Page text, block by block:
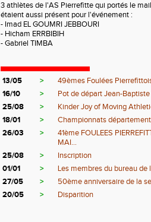
3 athlètes de l'AS Pierrefitte qui portés le
étaient aussi présent pour l'événement :
- Imad EL GOUMRI JEBBOURI
- Hicham ERRBIBIH
- Gabriel TIMBA
13/05 >
49èmes Foulées
16/10
>
Pot de départ Jean-
25/08
>
Kinder Joy of Moving
18/01
>
Championnats
26/03
>
41ème FOULEES
MAI...
25/08
>
Inscription
01/01
>
Les membres du bureau
27/05
>
50ème anniversaire de la
20/05
> Disparition